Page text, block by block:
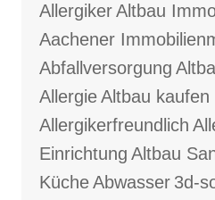
AllergikerAltbau
Aachener
Abfallversorgung
AllergieAltbau kaufen
Allergikerfreundlich
Einrichtung Altbau
KücheAbwasser 3d-